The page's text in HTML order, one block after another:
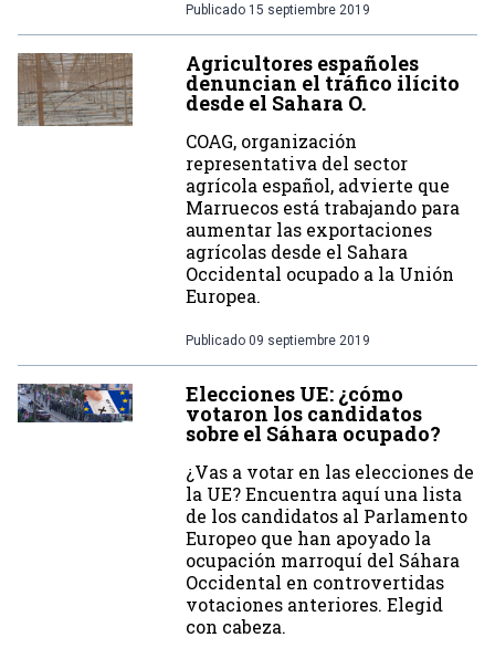
Publicado 15 septiembre 2019
Agricultores españoles
denuncian el tráfico ilícito
desde el Sahara O.
COAG, organización
representativa del sector
agrícola español, advierte que
Marruecos está trabajando para
aumentar las exportaciones
agrícolas desde el Sahara
Occidental ocupado a la Unión
Europea.
Publicado 09 septiembre 2019
Elecciones UE: ¿cómo
votaron los candidatos
sobre el Sáhara ocupado?
¿Vas a votar en las elecciones de
la UE? Encuentra aquí una lista
de los candidatos al Parlamento
Europeo que han apoyado la
ocupación marroquí del Sáhara
Occidental en controvertidas
votaciones anteriores. Elegid
con cabeza.